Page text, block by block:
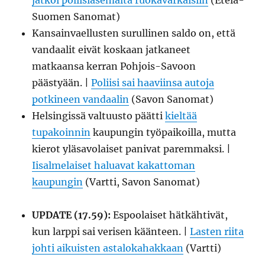
Suomen Sanomat)
Kansainvaellusten surullinen saldo on, että
vandaalit eivät koskaan jatkaneet
matkaansa kerran Pohjois-Savoon
päästyään. |Poliisi sai haaviinsa autoja
potkineen vandaalin (Savon Sanomat)
Helsingissä valtuusto päättikieltää
tupakoinnin kaupungin työpaikoilla, mutta
kierot yläsavolaiset panivat paremmaksi. |
Iisalmelaiset haluavat kakattoman
kaupungin (Vartti, Savon Sanomat)
UPDATE (17.59):Espoolaiset hätkähtivät,
kun larppi sai verisen käänteen. |Lasten riita
johti aikuisten astalokahakkaan (Vartti)